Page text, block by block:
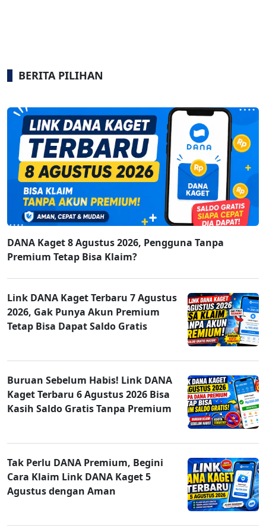
BERITA PILIHAN
DANA Kaget 8 Agustus 2026, Pengguna Tanpa
Premium Tetap Bisa Klaim?
Link DANA Kaget Terbaru 7 Agustus
2026, Gak Punya Akun Premium
Tetap Bisa Dapat Saldo Gratis
Buruan Sebelum Habis! Link DANA
Kaget Terbaru 6 Agustus 2026 Bisa
Kasih Saldo Gratis Tanpa Premium
Tak Perlu DANA Premium, Begini
Cara Klaim Link DANA Kaget 5
Agustus dengan Aman